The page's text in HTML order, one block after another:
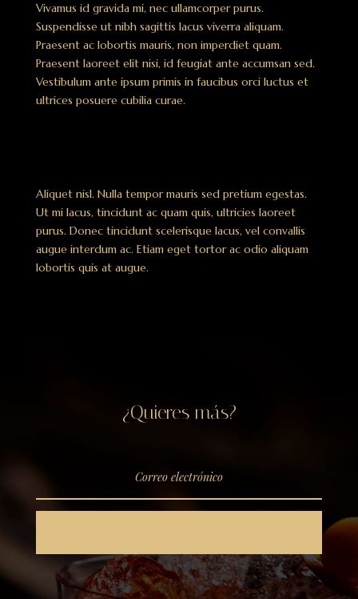
Vivamus id gravida mi, nec ullamcorper purus.
Suspendisse ut nibh sagittis lacus viverra aliquam.
Praesent ac lobortis mauris, non imperdiet quam.
Praesent laoreet elit nisi, id feugiat ante accumsan sed.
Vestibulum ante ipsum primis in faucibus orci luctus et
ultrices posuere cubilia curae.
Aliquet nisl. Nulla tempor mauris sed pretium egestas.
Ut mi lacus, tincidunt ac quam quis, ultricies laoreet
purus. Donec tincidunt scelerisque lacus, vel convallis
augue interdum ac. Etiam eget tortor ac odio aliquam
lobortis quis at augue.
¿Quieres más?